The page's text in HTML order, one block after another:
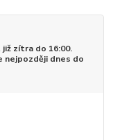
zítra do 16:00.
nejpozději dnes do